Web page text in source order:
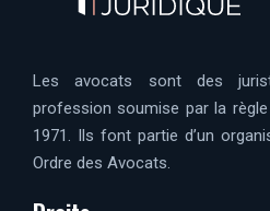
Les avocats sont des
profession soumise par la
1971. Ils font partie d’un
Ordre des Avocats.